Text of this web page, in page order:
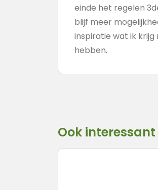
einde het regelen
blijf meer
inspiratie wat ik krijg
hebben.
Ook